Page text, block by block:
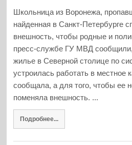
Школьница из Воронежа,
найденная в Санкт-Петербурге
внешность, чтобы родные и
пресс-службе ГУ МВД
жилье в Северной столице по
устроилась работать в местное
сообщала, а для того, чтобы ее
поменяла внешность. ...
Подробнее...